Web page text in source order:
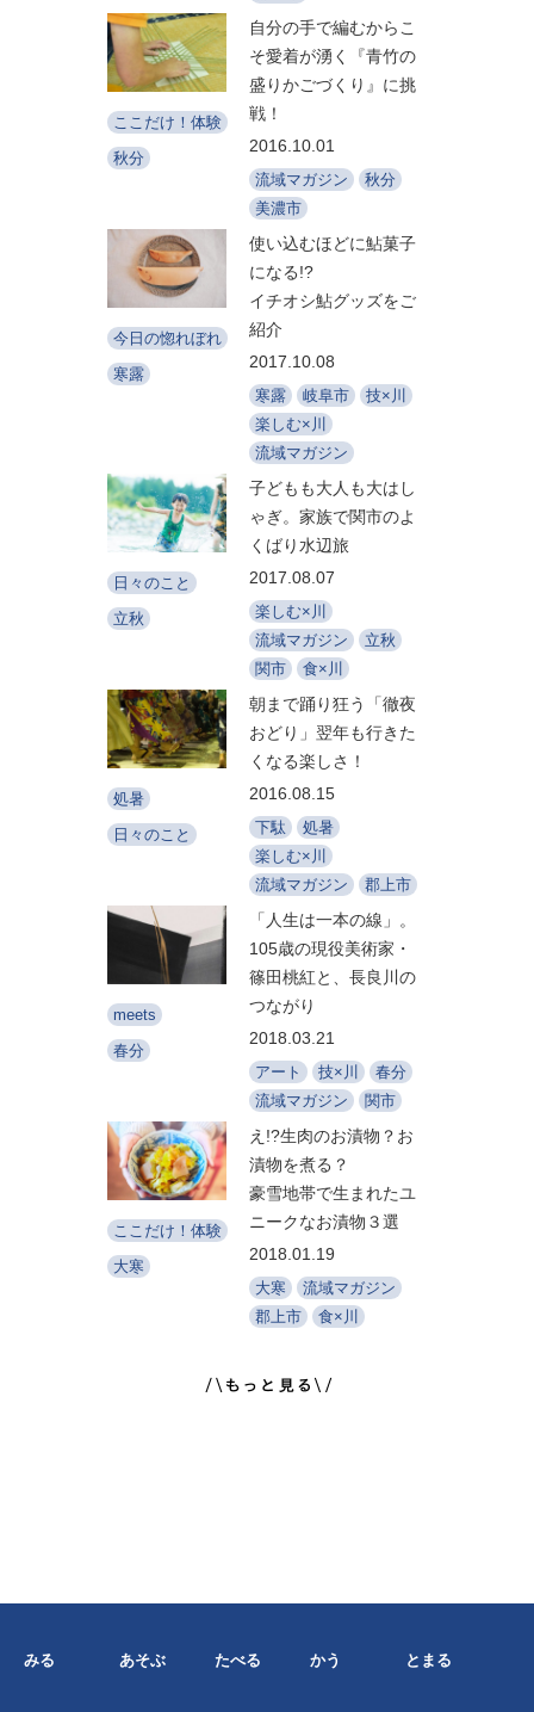
ここだけ！体験
秋分
自分の手で編むからこ
そ愛着が湧く『青竹の
盛りかごづくり』に挑
戦！
2016.10.01
流域マガジン
秋分
美濃市
今日の惚れぼれ
寒露
使い込むほどに鮎菓子
になる!?
イチオシ鮎グッズをご
紹介
2017.10.08
寒露 岐阜市
技×川
楽しむ×川
流域マガジン
日々のこと
立秋
子どもも大人も大はし
ゃぎ。家族で関市のよ
くばり水辺旅
2017.08.07
楽しむ×川
流域マガジン
立秋
関市
食×川
処暑
日々のこと
朝まで踊り狂う「徹夜
おどり」翌年も行きた
くなる楽しさ！
2016.08.15
下駄
処暑
楽しむ×川
流域マガジン
郡上市
meets
春分
「人生は一本の線」。
105歳の現役美術家・
篠田桃紅と、長良川の
つながり
2018.03.21
アート 技×川
春分
流域マガジン
関市
ここだけ！体験
大寒
え!?生肉のお漬物？お
漬物を煮る？
豪雪地帯で生まれたユ
ニークなお漬物３選
2018.01.19
大寒
流域マガジン
郡上市
食×川
みる あそぶ たべる かう とまる